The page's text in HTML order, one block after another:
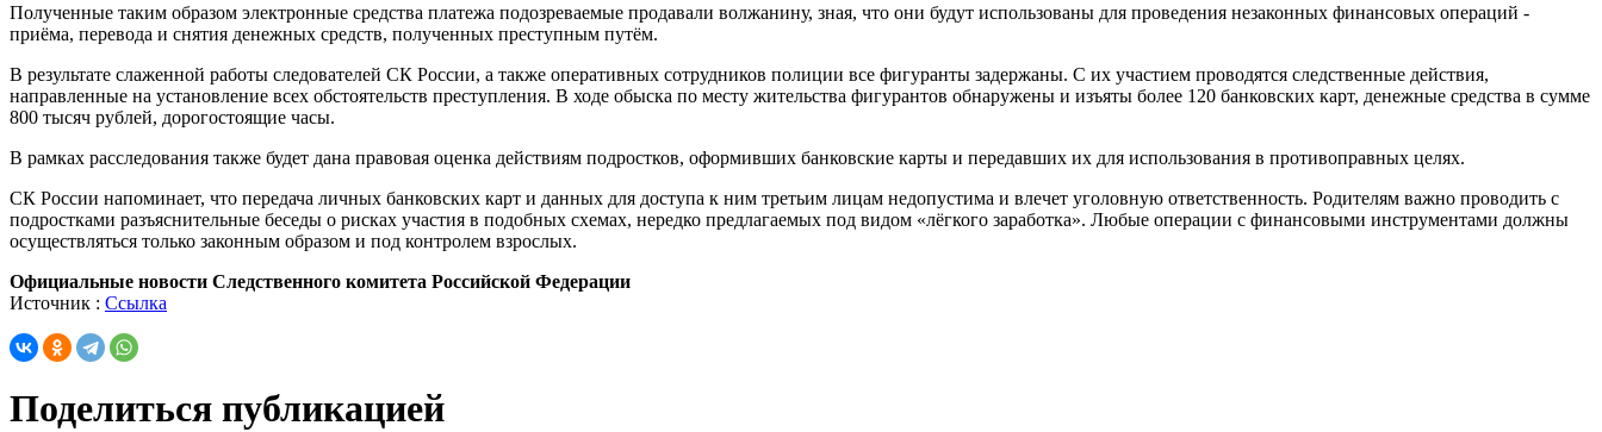
Полученные таким образом электронные средства платежа подозреваемые продавали волжанину, зная, что они будут использованы для проведения незаконных финансовых операций -
приёма, перевода и снятия денежных средств, полученных преступным путём.
В результате слаженной работы следователей СК России, а также оперативных сотрудников полиции все фигуранты задержаны. С их участием проводятся следственные действия,
направленные на установление всех обстоятельств преступления. В ходе обыска по месту жительства фигурантов обнаружены и изъяты более 120 банковских карт, денежные средства в сумме
800 тысяч рублей, дорогостоящие часы.
В рамках расследования также будет дана правовая оценка действиям подростков, оформивших банковские карты и передавших их для использования в противоправных целях.
СК России напоминает, что передача личных банковских карт и данных для доступа к ним третьим лицам недопустима и влечет уголовную ответственность. Родителям важно проводить с
подростками разъяснительные беседы о рисках участия в подобных схемах, нередко предлагаемых под видом «лёгкого заработка». Любые операции с финансовыми инструментами должны
осуществляться только законным образом и под контролем взрослых.
Официальные новости Следственного комитета Российской Федерации
Источник : Ссылка
Поделиться публикацией